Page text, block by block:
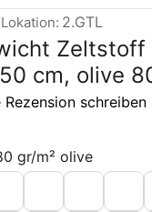
Lokation: 2.GTL
Zeltstoff
cm, olive
Rezension schreiben
gr/m² olive